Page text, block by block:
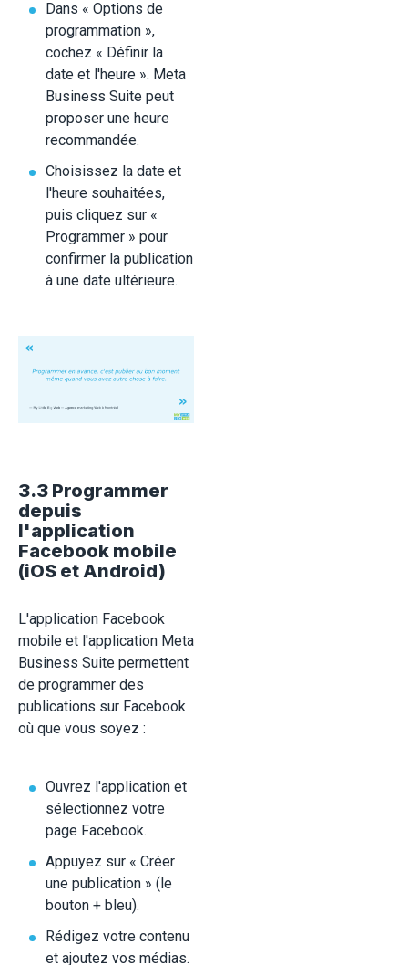
Dans « Options de
programmation »,
cochez « Définir la
date et l'heure ». Meta
Business Suite peut
proposer une heure
recommandée.
Choisissez la date et
l'heure souhaitées,
puis cliquez sur «
Programmer » pour
confirmer la publication
à une date ultérieure.
3.3 Programmer
depuis
l'application
Facebook mobile
(iOS et Android)
L'application Facebook
mobile et l'application Meta
Business Suite permettent
de programmer des
publications sur Facebook
où que vous soyez :
Ouvrez l'application et
sélectionnez votre
page Facebook.
Appuyez sur « Créer
une publication » (le
bouton + bleu).
Rédigez votre contenu
et ajoutez vos médias.